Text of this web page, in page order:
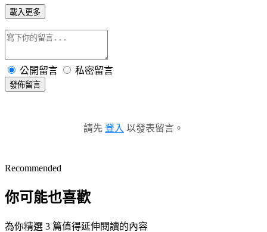
載入更多
公開留言 私密留言
發佈留言
請先 登入 以發表留言。
Recommended
你可能也喜歡
為你精選 3 篇值得延伸閱讀的內容